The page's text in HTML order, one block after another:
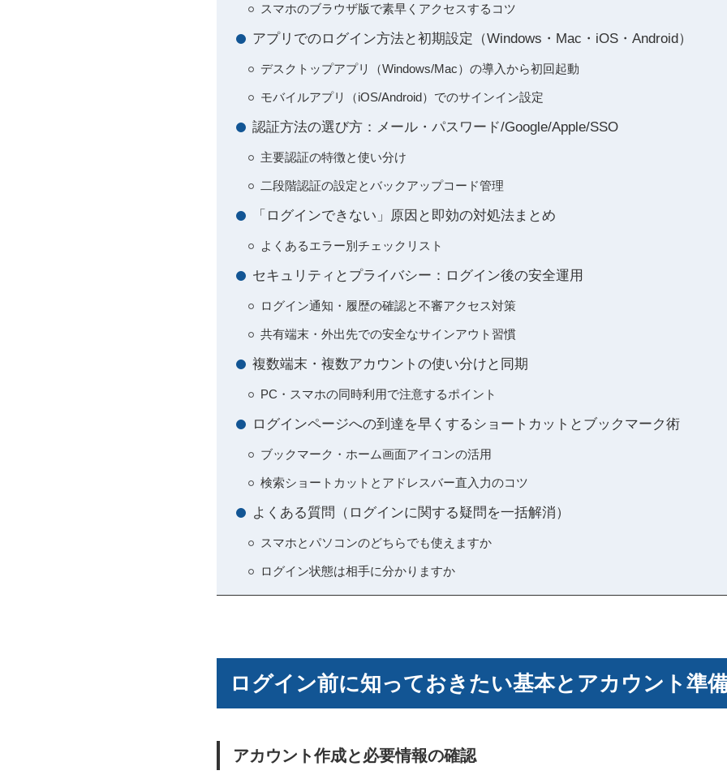
スマホのブラウザ版で素早くアクセスするコツ
アプリでのログイン方法と初期設定（Windows・Mac・iOS・Android）
デスクトップアプリ（Windows/Mac）の導入から初回起動
モバイルアプリ（iOS/Android）でのサインイン設定
認証方法の選び方：メール・パスワード/Google/Apple/SSO
主要認証の特徴と使い分け
二段階認証の設定とバックアップコード管理
「ログインできない」原因と即効の対処法まとめ
よくあるエラー別チェックリスト
セキュリティとプライバシー：ログイン後の安全運用
ログイン通知・履歴の確認と不審アクセス対策
共有端末・外出先での安全なサインアウト習慣
複数端末・複数アカウントの使い分けと同期
PC・スマホの同時利用で注意するポイント
ログインページへの到達を早くするショートカットとブックマーク術
ブックマーク・ホーム画面アイコンの活用
検索ショートカットとアドレスバー直入力のコツ
よくある質問（ログインに関する疑問を一括解消）
スマホとパソコンのどちらでも使えますか
ログイン状態は相手に分かりますか
ログイン前に知っておきたい基本とアカウント準
アカウント作成と必要情報の確認